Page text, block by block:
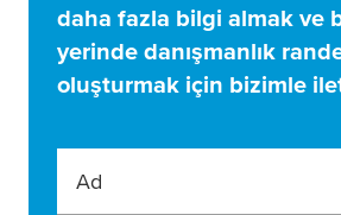
daha fazla bilgi almak ve
yerinde danışmanlık
oluşturmak için bizimle
Ad